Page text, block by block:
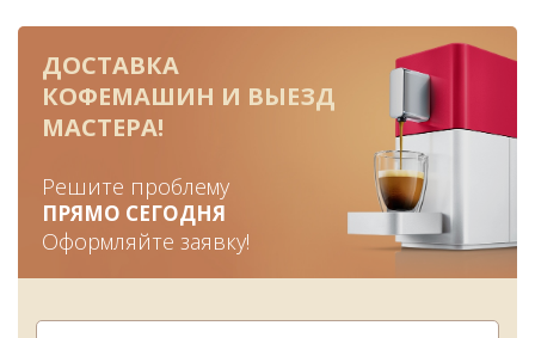
ДОСТАВКА
КОФЕМАШИН И ВЫЕЗД
МАСТЕРА!
Решите проблему
ПРЯМО СЕГОДНЯ
Оформляйте заявку!